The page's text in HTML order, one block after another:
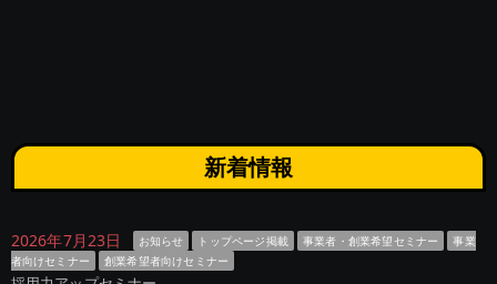
新着情報
2026年7月23日 お知らせ トップページ掲載 事業者・創業希望セミナー
事業
者向けセミナー
創業希望者向けセミナー